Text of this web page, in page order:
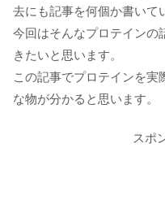
去にも記事を何個か書いて
今回はそんなプロテインの
きたいと思います。
この記事でプロテインを実
な物が分かると思います。
スポ